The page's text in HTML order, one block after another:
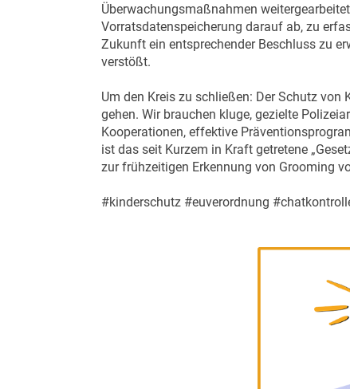
Überwachungsmaßnahmen
Vorratsdatenspeicherung darauf ab, zu
Zukunft ein entsprechender Beschluss zu
verstößt.
Um den Kreis zu schließen: Der Schutz
gehen. Wir brauchen kluge, gezielte
Kooperationen, effektive
ist das seit Kurzem in Kraft getretene
zur frühzeitigen Erkennung von Grooming
#kinderschutz #euverordnung